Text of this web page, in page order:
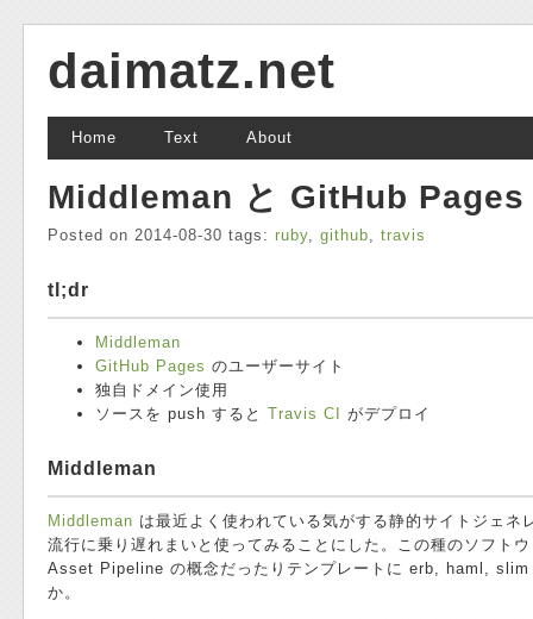
daimatz.net
Home Text About
Middleman と GitHub Pages
Posted on 2014-08-30 tags: ruby, github, travis
tl;dr
Middleman
GitHub Pages のユーザーサイト
独自ドメイン使用
ソースを push すると Travis CI がデプロイ
Middleman
Middleman は最近よく使われている気がする静的サイトジェ
流行に乗り遅れまいと使ってみることにした。この種のソフト
Asset Pipeline の概念だったりテンプレートに erb, haml, slim
か。